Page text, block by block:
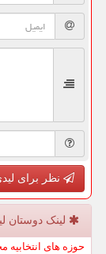
نظر برای
لینک دوستان
حوزه های انتخابیه